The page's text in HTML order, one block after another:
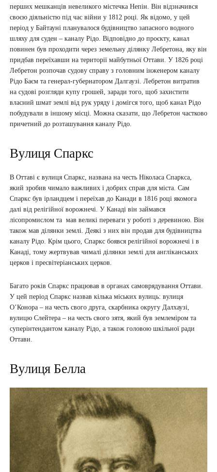
перших мешканців невеликого містечка Непін. Він відзначився
своєю діяльністю під час війни у ​​1812 році. Як відомо, у цей
період у Байтауні планувалося будівництво запасного водного
шляху для суден – каналу Рідо. Відповідно до проєкту, канал
повинен був проходити через земельну ділянку Лебретона, яку він
придбав переїхавши на території майбутньої Оттави. У 1826 році
Лебретон розпочав судову справу з головним інженером каналу
Рідо Баєм та генерал-губернатором Далгаузі. Лебретон витратив
на судові розгляди купу грошей, заради того, щоб захистити
власний шмат землі від рук уряду і домігся того, щоб канал Рідо
побудували в іншому місці. Можна сказати, що Лебретон частково
причетний до розташування каналу Рідо.
Вулиця Спаркс
В Оттаві є вулиця Спаркс, названа на честь Ніколаса Спаркса,
який зробив чимало важливих і добрих справ для міста. Сам
Спаркс був ірландцем і переїхав до Канади в 1816 році якомога
далі від релігійної ворожнечі. У Канаді він займався
лісопромислом та мав великі переваги у роботі з деревиною. Він
також мав ділянки землі. Деякі з них він продав для будівництва
каналу Рідо. Крім цього, Спаркс боявся релігійної ворожнечі і в
Канаді, тому жертвував чималі ділянки землі для англіканських
церков і пресвітеріанських церков.
Багато років Спаркс працював в органах самоврядування Оттави.
У цей період Спаркс назвав кілька міських вулиць: вулиця
О’Конора – на честь свого друга, скарбника округу Далхаузі,
вулицю Слейтера – на честь свого зятя, який був землеміром та
суперінтендантом каналу Рідо, а також головою шкільної ради
Оттави.
Вулиця Белла